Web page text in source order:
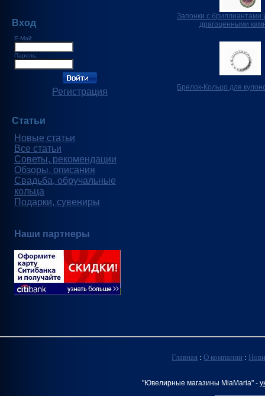
Вход
E-Mail:
Пароль:
Регистрация
Статьи
Новые статьи
Все статьи
Советы, рекомендации
Обзоры, описания
Свадьба, обручальные
кольца
Подарки, сувениры
Наши партнеры
Запонки с бриллиантами
драгоценными
Брелок-Кольцо для
Главная :О компании :
"Ювелирные магазины MiaMaria" -